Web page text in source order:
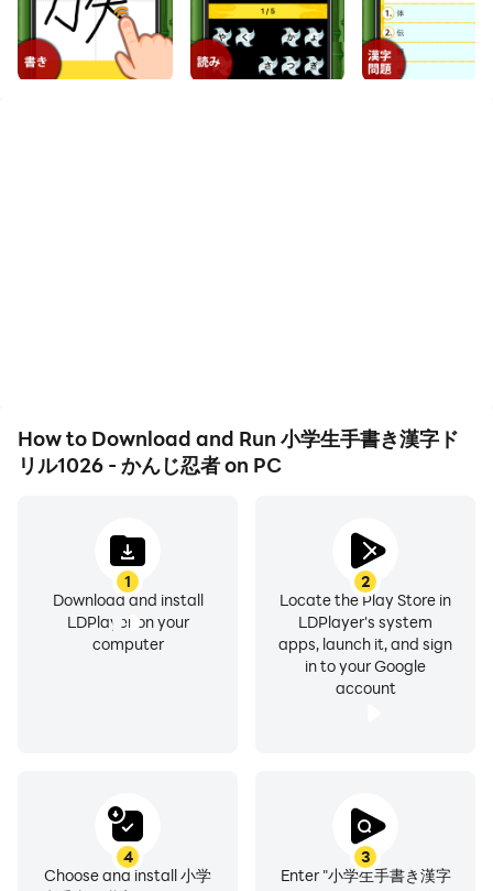
and run it on your PC. Enjoy the large screen and high-
definition quality on your PC!
満点をとると「よくできました」や「免許皆伝」マークが
付きます。
長い期間、楽しく継続して利用することができます。
また、それぞれの漢字が持つ意味を覚えやすいような問題
文、語彙が増えるような問題文を多く採用しました。
漢字書き取り問題の回答方法は手書き。指で画面に漢字を
漢字の書き取り問題について、手書きした漢字が採点され
るタイミング（待ち時間）や、漢字の採点基準の厳しさ
を、アプリ内の設定画面から微調整することができます。
How to Download and Run 小学生手書き漢字ド
リル1026 - かんじ忍者 on PC
1
Download and install
LDPlayer on your
computer
2
Locate the Play Store in
LDPlayer's system
apps, launch it, and sign
in to your Google
account
3
Enter "小学生手書き漢字
4
Choose and install 小学